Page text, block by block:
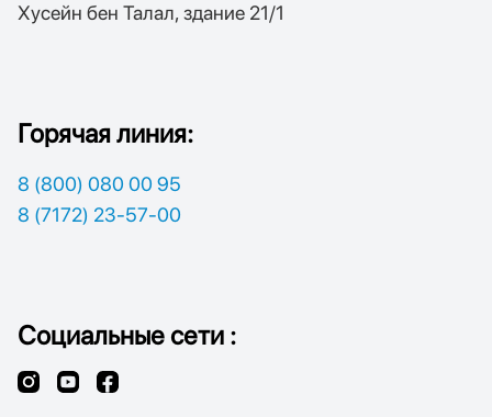
Хусейн бен Талал, здание 21/1
Горячая линия:
8 (800) 080 00 95
8 (7172) 23-57-00
Социальные сети :